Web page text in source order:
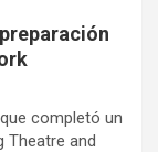
completó un
Theatre and